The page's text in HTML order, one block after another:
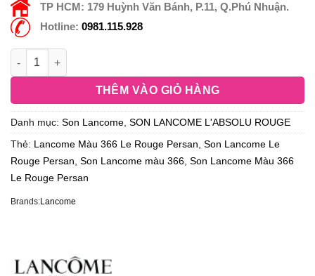
TP HCM: 179 Huỳnh Văn Bánh, P.11, Q.Phú Nhuận.
Hotline: 0981.115.928
THÊM VÀO GIỎ HÀNG
Danh mục: Son Lancome SON LANCOME L'ABSOLU ROUGE
Thẻ: Lancome Màu 366 Le Rouge Persan Son Lancome Le
Rouge Persan Son Lancome màu 366 Son Lancome Màu 366
Le Rouge Persan
Brands:Lancome